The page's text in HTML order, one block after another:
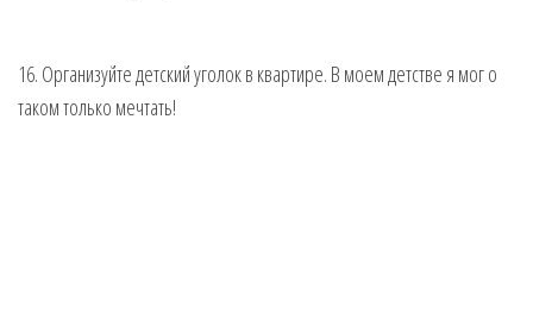
16. Организуйте детский уголок в квартире. В моем детстве я мог о
таком только мечтать!